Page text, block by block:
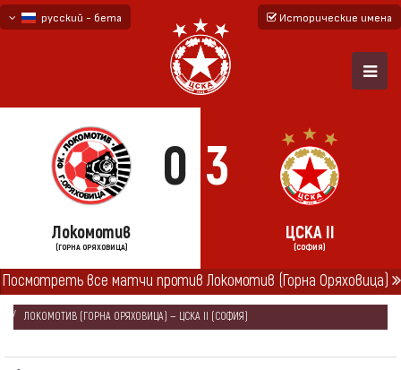
русский - бета
Исторические имена
0 3
Локомотив
(ГОРНА ОРЯХОВИЦА)
ЦСКА II
(СОФИЯ)
Посмотреть все матчи против Локомотив (Горна Оряховица)
ГЛАВНАЯ СЕЗОНЫ
2025/26
ВТОРАЯ ПРОФЕССИОНАЛЬНАЯ ЛИГА 2025/26
ЛОКОМОТИВ (ГОРНА ОРЯХОВИЦА) — ЦСКА II (СОФИЯ)